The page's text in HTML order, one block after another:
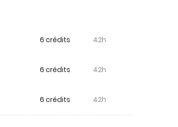
6 crédits 42h
6 crédits 42h
6 crédits 42h